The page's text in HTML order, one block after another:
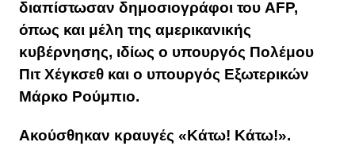
διαπίστωσαν δημοσιογράφοι του AFP,
όπως και μέλη της αμερικανικής
κυβέρνησης, ιδίως ο υπουργός Πολέμου
Πιτ Χέγκσεθ και ο υπουργός Εξωτερικών
Μάρκο Ρούμπιο.
Ακούσθηκαν κραυγές «Κάτω! Κάτω!».